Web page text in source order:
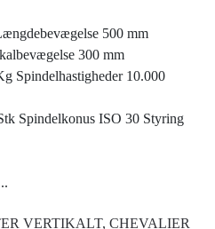
500 mm
300 mm
Spindelhastigheder 10.000
Spindelkonus ISO 30 Styring